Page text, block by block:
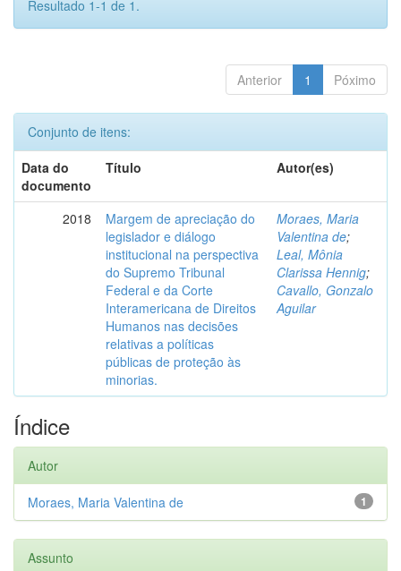
Resultado 1-1 de 1.
Anterior 1 Póximo
Conjunto de itens:
Data do
documento
Título Autor(es)
2018
Margem de apreciação do
legislador e diálogo
institucional na perspectiva
do Supremo Tribunal
Federal e da Corte
Interamericana de Direitos
Humanos nas decisões
relativas a políticas
públicas de proteção às
minorias.
Moraes, Maria
Valentina de;
Leal, Mônia
Clarissa Hennig;
Cavallo, Gonzalo
Aguilar
Índice
Autor
1
Moraes, Maria Valentina de
Assunto